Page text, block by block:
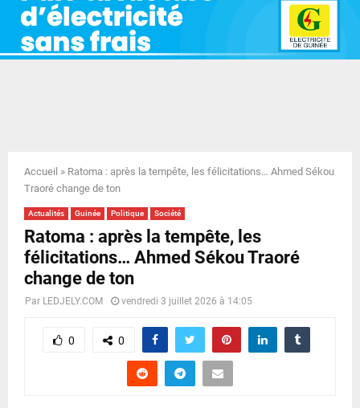
R
Y
N
U
Accueil » Ratoma : après la tempête, les félicitations… Ahmed Sékou
Traoré change de ton
Actualités Guinée Politique Société
Ratoma : après la tempête, les
félicitations… Ahmed Sékou Traoré
change de ton
Par LEDJELY.COM vendredi 3 juillet 2026 à 14:05
0 0